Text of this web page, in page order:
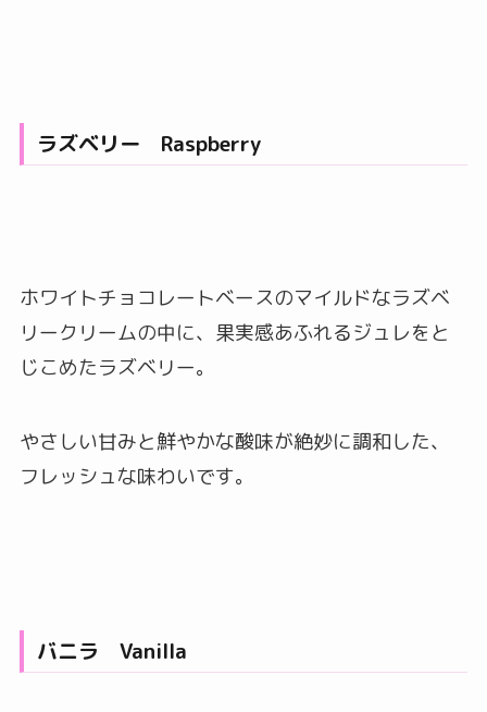
ラズベリー Raspberry
ホワイトチョコレートベースのマイルドなラズベ
リークリームの中に、果実感あふれるジュレをと
じこめたラズベリー。
やさしい甘みと鮮やかな酸味が絶妙に調和した、
フレッシュな味わいです。
バニラ Vanilla